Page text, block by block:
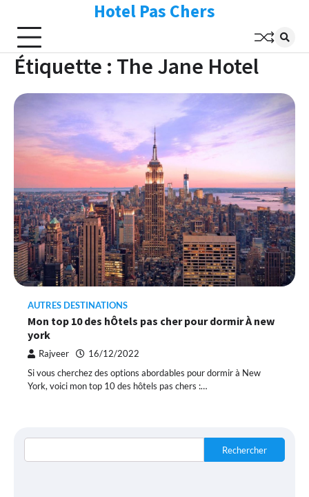
content
Hotel Pas Chers
Étiquette : The Jane Hotel
AUTRES DESTINATIONS
Mon top 10 des hÔtels pas cher pour dormir À new
york
Rajveer 16/12/2022
Si vous cherchez des options abordables pour dormir à New
York, voici mon top 10 des hôtels pas chers :…
Rechercher